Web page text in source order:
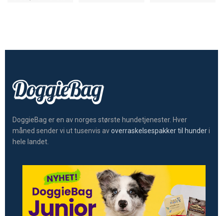
DoggieBag er en av norges største hundetjenester. Hver
måned sender vi ut tusenvis avoverraskelsespakker til hunderi
hele landet.